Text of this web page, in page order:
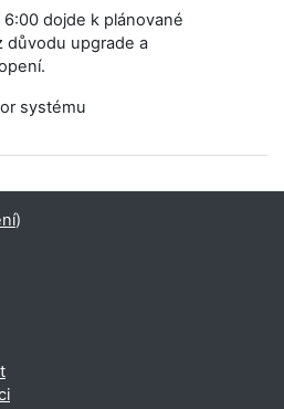
dojde k plánované
důvodu upgrade a
systému
)